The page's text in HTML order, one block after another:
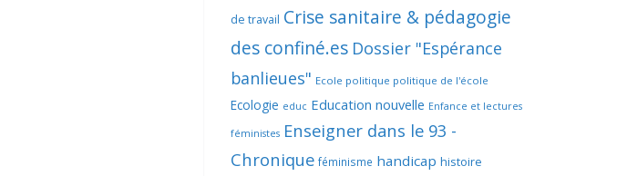
de travail Crise sanitaire & pédagogie
des confiné.es Dossier "Espérance
banlieues" Ecole politique politique de l'école
Ecologie educ Education nouvelle Enfance et lectures
féministes Enseigner dans le 93 -
Chronique féminisme handicap histoire